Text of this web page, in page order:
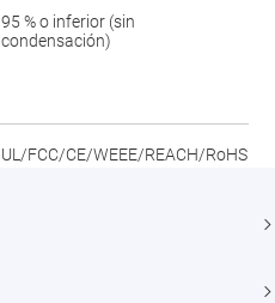
95 % o inferior (sin
condensación)
UL/FCC/CE/WEEE/REACH/RoHS